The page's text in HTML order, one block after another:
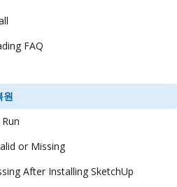
FAQ
원
or Missing
After Installing SketchUp